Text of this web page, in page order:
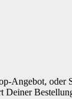
Angebot,